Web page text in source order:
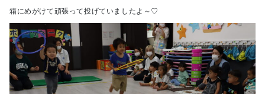
箱にめがけて頑張って投げていましたよ～♡